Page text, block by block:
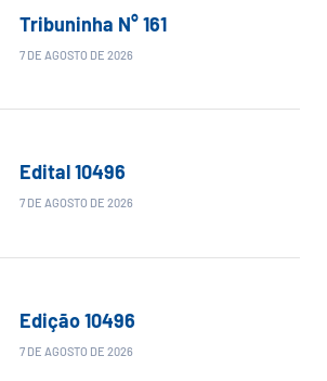
Tribuninha N° 161
7 DE AGOSTO DE 2026
Edital 10496
7 DE AGOSTO DE 2026
Edição 10496
7 DE AGOSTO DE 2026